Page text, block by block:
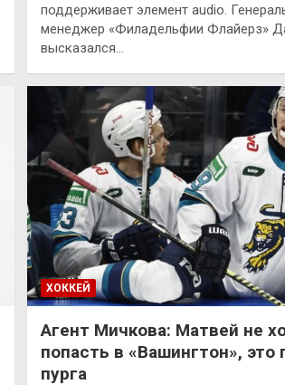
поддерживает элемент audio.
менеджер «Филадельфии Флайерз»
высказался…
ХОККЕЙ
Агент Мичкова: Матвей не
попасть в «Вашингтон», это
пурга